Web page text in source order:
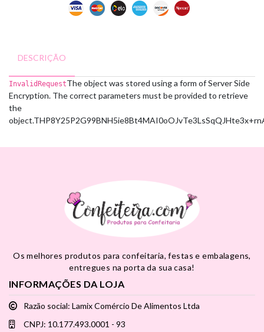
DESCRIÇÃO
InvalidRequestThe object was stored using a form of Server Side
Encryption. The correct parameters must be provided to retrieve
the
object.THP8Y25P2G99BNH5
Os melhores produtos para confeitaria, festas e embalagens,
entregues na porta da sua casa!
INFORMAÇÕES DA LOJA
Razão social: Lamix Comércio De Alimentos Ltda
CNPJ: 10.177.493.0001 - 93